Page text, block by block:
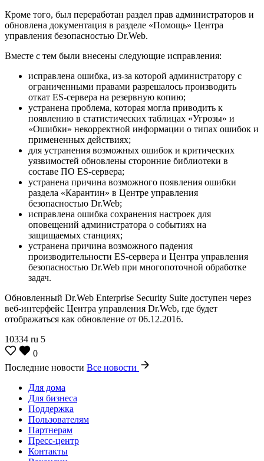
Кроме того, был переработан раздел прав администраторов и
обновлена документация в разделе «Помощь» Центра
управления безопасностью Dr.Web.
Вместе с тем были внесены следующие исправления:
исправлена ошибка, из-за которой администратору с
ограниченными правами разрешалось производить
откат ES-сервера на резервную копию;
устранена проблема, которая могла приводить к
появлению в статистических таблицах «Угрозы» и
«Ошибки» некорректной информации о типах ошибок и
примененных действиях;
для устранения возможных ошибок и критических
уязвимостей обновлены сторонние библиотеки в
составе ПО ES-cервера;
устранена причина возможного появления ошибки
раздела «Карантин» в Центре управления
безопасностью Dr.Web;
исправлена ошибка сохранения настроек для
оповещений администратора о событиях на
защищаемых станциях;
устранена причина возможного падения
производительности ES-сервера и Центра управления
безопасностью Dr.Web при многопоточной обработке
задач.
Обновленный Dr.Web Enterprise Security Suite доступен через
веб-интерфейс Центра управления Dr.Web, где будет
отображаться как обновление от 06.12.2016.
10334 ru 5
0
Последние новости Все новости
Для дома
Для бизнеса
Поддержка
Пользователям
Партнерам
Пресс-центр
Контакты